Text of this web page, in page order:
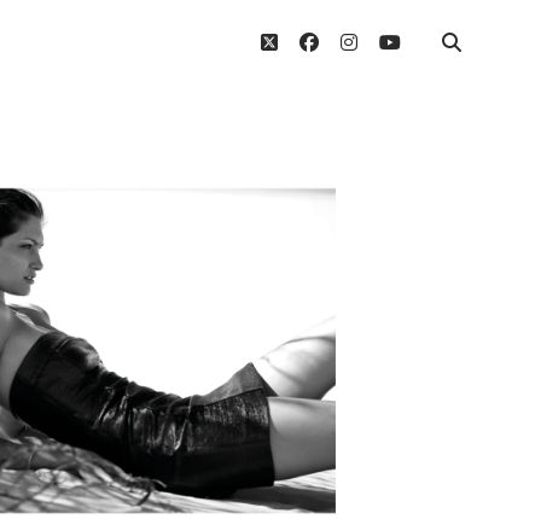
twitterfacebook
instagram
youtube